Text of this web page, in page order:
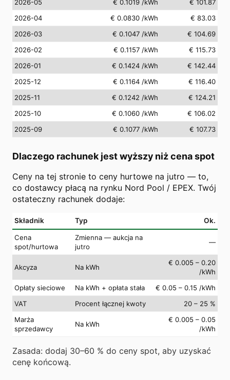
2026-05
€ 0.1019 /kWh
€ 101.87
2026-04
€ 0.0830 /kWh
€ 83.03
2026-03
€ 0.1047 /kWh
€ 104.69
2026-02
€ 0.1157 /kWh
€ 115.73
2026-01
€ 0.1424 /kWh
€ 142.44
2025-12
€ 0.1164 /kWh
€ 116.40
2025-11
€ 0.1242 /kWh
€ 124.21
2025-10
€ 0.1060 /kWh
€ 106.02
2025-09
€ 0.1077 /kWh € 107.73
Dlaczego rachunek jest wyższy niż cena spot
Ceny na tej stronie to ceny hurtowe na jutro — to,
co dostawcy płacą na rynku Nord Pool / EPEX. Twój
ostateczny rachunek dodaje:
Składnik Typ Ok.
Cena
spot/hurtowa
Zmienna — aukcja na
jutro
—
Akcyza Na kWh
€ 0.005 – 0.20
/kWh
Opłaty sieciowe
Na kWh + opłata stała
€ 0.05 – 0.15 /kWh
VAT
Procent łącznej kwoty
20 – 25 %
Marża
sprzedawcy
Na kWh
€ 0.005 – 0.05
/kWh
Zasada: dodaj 30–60 % do ceny spot, aby uzyskać
cenę końcową.